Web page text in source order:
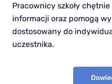
Pracownicy szkoły
informacji oraz pomogą
dostosowany do
uczestnika.